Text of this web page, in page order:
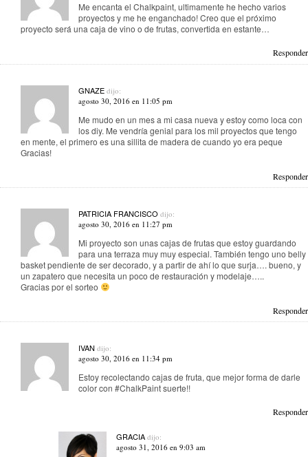
Me encanta el Chalkpaint, ultimamente he hecho varios
proyectos y me he enganchado! Creo que el próximo
proyecto será una caja de vino o de frutas, convertida en estante…
Responder
GNAZE dijo:
agosto 30, 2016 en 11:05 pm
Me mudo en un mes a mi casa nueva y estoy como loca con
los diy. Me vendría genial para los mil proyectos que tengo
en mente, el primero es una sillita de madera de cuando yo era peque
Gracias!
Responder
PATRICIA FRANCISCO dijo:
agosto 30, 2016 en 11:27 pm
Mi proyecto son unas cajas de frutas que estoy guardando
para una terraza muy muy especial. También tengo uno belly
basket pendiente de ser decorado, y a partir de ahí lo que surja…. bueno, y
un zapatero que necesita un poco de restauración y modelaje…..
Gracias por el sorteo
Responder
IVAN dijo:
agosto 30, 2016 en 11:34 pm
Estoy recolectando cajas de fruta, que mejor forma de darle
color con #ChalkPaint suerte!!
Responder
GRACIA dijo:
agosto 31, 2016 en 9:03 am